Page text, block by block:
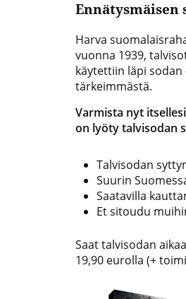
Harva
vuonna 1939,
käytettiin läpi
tärkeimmästä.
Varmista nyt
on lyöty talvisodan
Talvisodan
Suurin
Saatavilla
Et sitoudu
Saat talvisodan
19,90 eurolla (+